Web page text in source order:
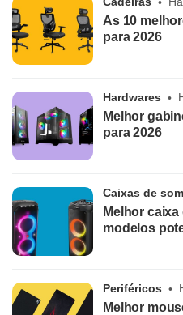
As 10
para 2026
Hardwares
Melhor
para 2026
Caixas de som
Melhor
modelos
Periféricos
Melhor